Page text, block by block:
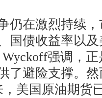
在激烈持续，
国债收益率以
强调，
了避险支撑。
美国原油期货